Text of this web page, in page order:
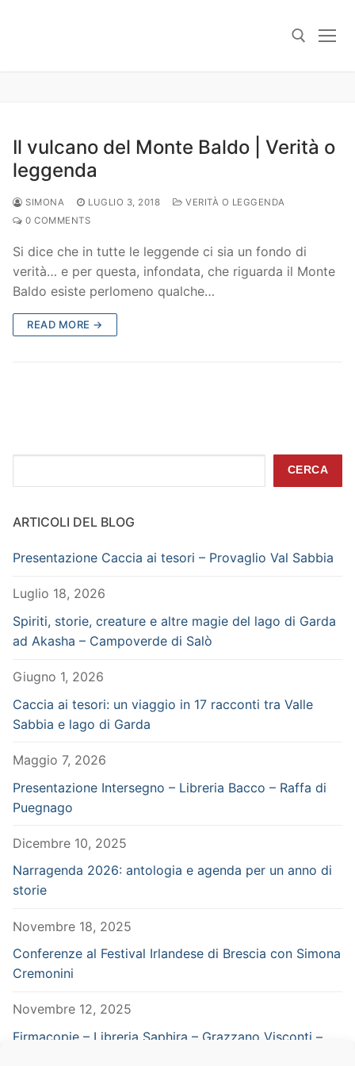
Il vulcano del Monte Baldo | Verità o
leggenda
SIMONA LUGLIO 3, 2018
VERITÀ O LEGGENDA
0 COMMENTS
Si dice che in tutte le leggende ci sia un fondo di
verità… e per questa, infondata, che riguarda il Monte
Baldo esiste perlomeno qualche…
READ MORE →
CERCA
ARTICOLI DEL BLOG
Presentazione Caccia ai tesori – Provaglio Val Sabbia
Luglio 18, 2026
Spiriti, storie, creature e altre magie del lago di Garda
ad Akasha – Campoverde di Salò
Giugno 1, 2026
Caccia ai tesori: un viaggio in 17 racconti tra Valle
Sabbia e lago di Garda
Maggio 7, 2026
Presentazione Intersegno – Libreria Bacco – Raffa di
Puegnago
Dicembre 10, 2025
Narragenda 2026: antologia e agenda per un anno di
storie
Novembre 18, 2025
Conferenze al Festival Irlandese di Brescia con Simona
Cremonini
Novembre 12, 2025
Firmacopie – Libreria Saphira – Grazzano Visconti –